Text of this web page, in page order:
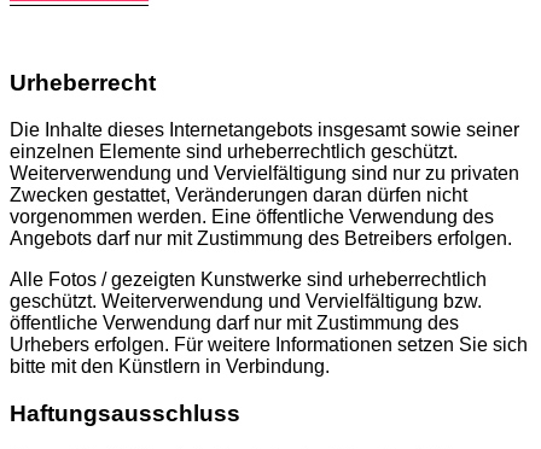
Urheberrecht
Die Inhalte dieses Internetangebots insgesamt sowie seiner
einzelnen Elemente sind urheberrechtlich geschützt.
Weiterverwendung und Vervielfältigung sind nur zu privaten
Zwecken gestattet, Veränderungen daran dürfen nicht
vorgenommen werden. Eine öffentliche Verwendung des
Angebots darf nur mit Zustimmung des Betreibers erfolgen.
Alle Fotos / gezeigten Kunstwerke sind urheberrechtlich
geschützt. Weiterverwendung und Vervielfältigung bzw.
öffentliche Verwendung darf nur mit Zustimmung des
Urhebers erfolgen. Für weitere Informationen setzen Sie sich
bitte mit den Künstlern in Verbindung.
Haftungsausschluss